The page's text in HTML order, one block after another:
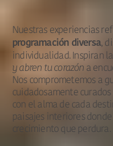
Nuestras experiencias
programación diversa,
individualidad. Inspiran
y abren tu corazón a
Nos comprometemos a
cuidadosamente
con el alma de cada
paisajes interiores
crecimiento que perdura.